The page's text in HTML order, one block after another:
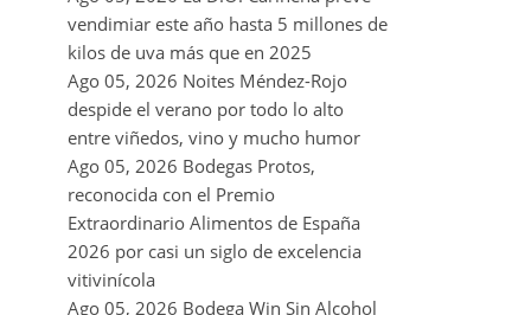
RECENT POSTS
Ago 05, 2026 La D.O. Cariñena prevé
vendimiar este año hasta 5 millones de
kilos de uva más que en 2025
Ago 05, 2026
despide el verano por todo lo alto